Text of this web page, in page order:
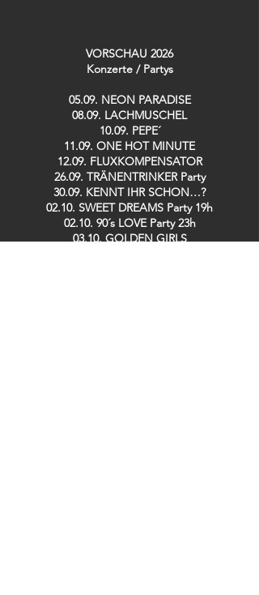
VORSCHAU 2026
Konzerte / Partys​
05.09. NEON PARADISE
08.09. LACHMUSCHEL
10.09. PEPE´
11.09. ONE HOT MINUTE
12.09. FLUXKOMPENSATOR
26.09. TRÄNENTRINKER Party
30.09. KENNT IHR SCHON…?
02.10. SWEET DREAMS Party 19h
02.10. 90´s LOVE Party 23h
03.10. GOLDEN GIRLS